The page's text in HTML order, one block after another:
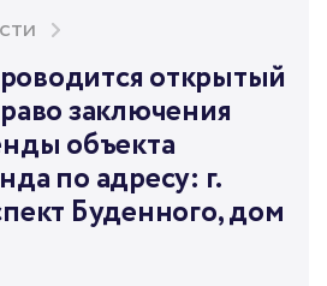
открытый
заключения
объекта
по адресу: г.
Буденного, дом